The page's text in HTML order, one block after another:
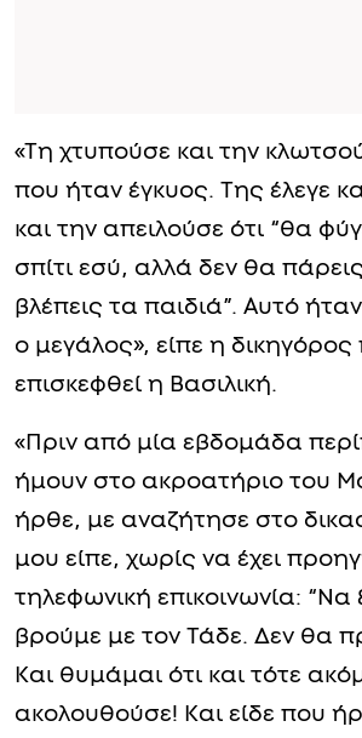
«Τη χτυπούσε και την
που ήταν έγκυος. Της έλεγε
και την απειλούσε ότι “θα
σπίτι εσύ, αλλά δεν θα
βλέπεις τα παιδιά”. Αυτό
ο μεγάλος», είπε η δικηγόρος
επισκεφθεί η Βασιλική.
«Πριν από μία εβδομάδα
ήμουν στο ακροατήριο του
ήρθε, με αναζήτησε στο
μου είπε, χωρίς να έχει
τηλεφωνική επικοινωνία: “Να
βρούμε με τον Τάδε. Δεν θα
Και θυμάμαι ότι και τότε
ακολουθούσε! Και είδε που